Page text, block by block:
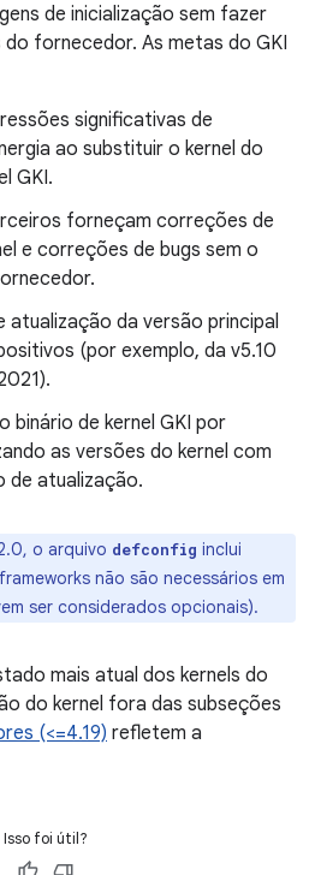
de inicialização sem fazer
fornecedor. As metas do GKI
significativas de
ao substituir o kernel do
GKI.
forneçam correções de
e correções de bugs sem o
atualização da versão principal
(por exemplo, da v5.10
binário de kernel GKI por
as versões do kernel com
de atualização.
o arquivo defconfig inclui
não são necessários em
ser considerados opcionais).
mais atual dos kernels do
do kernel fora das subseções
(<=4.19) refletem a
Isso foi útil?